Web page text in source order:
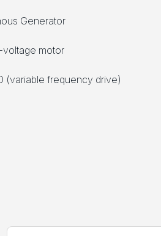
Generator
motor
(variable frequency drive)